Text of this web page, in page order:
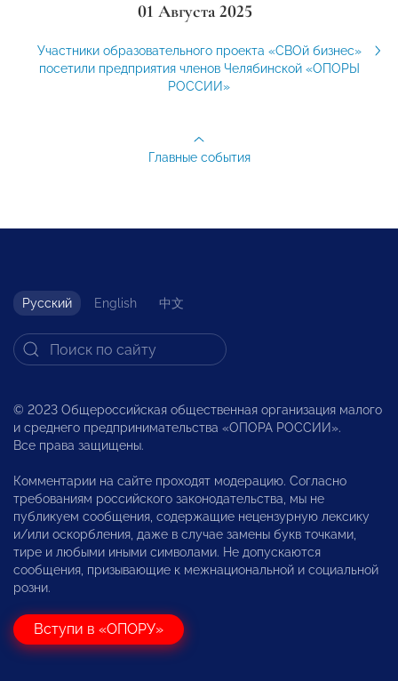
01 Августа 2025
Участники образовательного проекта «СВОй бизнес»
посетили предприятия членов Челябинской «ОПОРЫ
РОССИИ»
Главные события
Русский English 中文
© 2023 Общероссийская общественная организация малого
и среднего предпринимательства «ОПОРА РОССИИ».
Все права защищены.
Комментарии на сайте проходят модерацию. Согласно
требованиям российского законодательства, мы не
публикуем сообщения, содержащие нецензурную лексику
и/или оскорбления, даже в случае замены букв точками,
тире и любыми иными символами. Не допускаются
сообщения, призывающие к межнациональной и социальной
розни.
Вступи в «ОПОРУ»